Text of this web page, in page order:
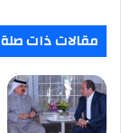
مقالات ذات صلة